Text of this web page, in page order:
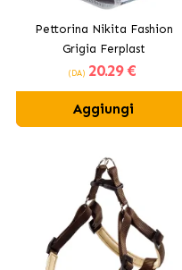
Pettorina Nikita Fashion
Grigia Ferplast
(DA) 20.29 €
Aggiungi